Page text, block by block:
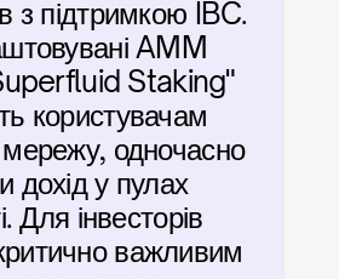
з підтримкою IBC.
AMM
Staking"
користувачам
одночасно
дохід у пулах
Для інвесторів
важливим